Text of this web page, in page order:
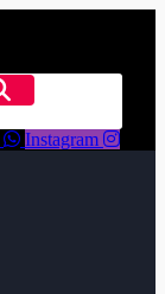
Instagram